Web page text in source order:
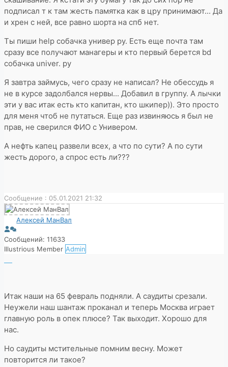
подписал т к там жесть памятка как в цру принимают... Да
и хрен с ней, все равно шорта на спб нет.
Ты пиши help собачка универ ру. Есть еще почта там
сразу все получают манагеры и кто первый берется bd
собачка univer. ру
Я завтра займусь, чего сразу не написал? Не обессудь я
не в курсе задолбался нервы... Добавил в группу. А лычки
эти у вас итак есть кто капитан, кто шкипер)). Это просто
для меня чтоб не путаться. Еще раз извиняюсь я был не
прав, не сверился ФИО с Универом.
А нефть капец развели всех, а что по сути? А по сути
жесть дорого, а спрос есть ли???
Сообщение : 05.01.2021 21:32
Алексей МанВал
Сообщений: 11633
Illustrious Member Admin
Итак наши на 65 февраль подняли. А саудиты срезали.
Неужели наш шантаж проканал и теперь Москва играет
главную роль в опек плюсе? Так выходит. Хорошо для
нас.
Но саудиты мстительные помним весну. Может
повторится ли такое?